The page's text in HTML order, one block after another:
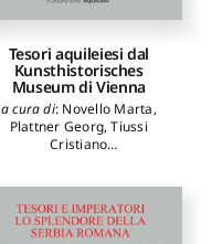
Tesori aquileiesi dal
Kunsthistorisches
Museum di Vienna
a cura di: Novello Marta,
Plattner Georg,Tiussi
Cristiano
Cristiano,Verzár Monika